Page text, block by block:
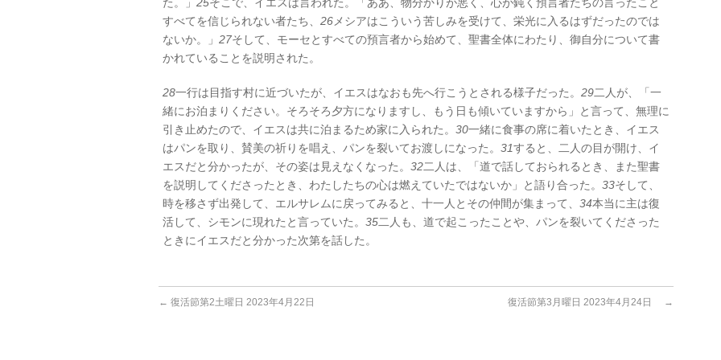
すべてを信じられない者たち、 26 メシアはこういう苦しみを受けて、栄光に入るはずだったのでは
ないか。」 27そして、モーセとすべての預言者から始めて、聖書全体にわたり、御自分について書
かれていることを説明された。
28一行は目指す村に近づいたが、イエスはなおも先へ行こうとされる様子だった。 29二人が、「一
緒にお泊まりください。そろそろ夕方になりますし、もう日も傾いていますから」と言って、無理に
引き止めたので、イエスは共に泊まるため家に入られた。 30一緒に食事の席に着いたとき、イエス
はパンを取り、賛美の祈りを唱え、パンを裂いてお渡しになった。 31すると、二人の目が開け、イ
エスだと分かったが、その姿は見えなくなった。 32二人は、「道で話しておられるとき、また聖書
を説明してくださったとき、わたしたちの心は燃えていたではないか」と語り合った。 33そして、
時を移さず出発して、エルサレムに戻ってみると、十一人とその仲間が集まって、 34本当に主は復
活して、シモンに現れたと言っていた。 35二人も、道で起こったことや、パンを裂いてくださった
ときにイエスだと分かった次第を話した。
← 復活節第2土曜日 2023年4月22日 復活節第3月曜日 2023年4月24日 →